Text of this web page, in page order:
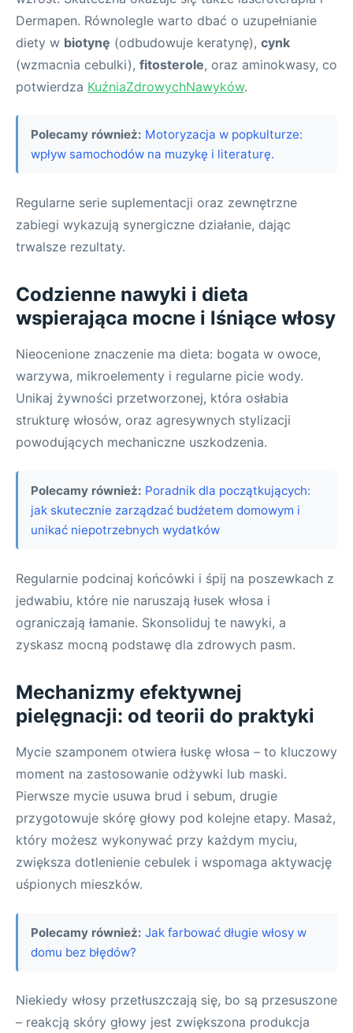
Dermapen. Równolegle warto dbać o uzupełnianie
diety w biotynę (odbudowuje keratynę), cynk
(wzmacnia cebulki), fitosterole, oraz aminokwasy, co
potwierdza KuźniaZdrowychNawyków.
Polecamy również: Motoryzacja w popkulturze:
wpływ samochodów na muzykę i literaturę.
Regularne serie suplementacji oraz zewnętrzne
zabiegi wykazują synergiczne działanie, dając
trwalsze rezultaty.
Codzienne nawyki i dieta
wspierająca mocne i lśniące włosy
Nieocenione znaczenie ma dieta: bogata w owoce,
warzywa, mikroelementy i regularne picie wody.
Unikaj żywności przetworzonej, która osłabia
strukturę włosów, oraz agresywnych stylizacji
powodujących mechaniczne uszkodzenia.
Polecamy również: Poradnik dla początkujących:
jak skutecznie zarządzać budżetem domowym i
unikać niepotrzebnych wydatków
Regularnie podcinaj końcówki i śpij na poszewkach z
jedwabiu, które nie naruszają łusek włosa i
ograniczają łamanie. Skonsoliduj te nawyki, a
zyskasz mocną podstawę dla zdrowych pasm.
Mechanizmy efektywnej
pielęgnacji: od teorii do praktyki
Mycie szamponem otwiera łuskę włosa – to kluczowy
moment na zastosowanie odżywki lub maski.
Pierwsze mycie usuwa brud i sebum, drugie
przygotowuje skórę głowy pod kolejne etapy. Masaż,
który możesz wykonywać przy każdym myciu,
zwiększa dotlenienie cebulek i wspomaga aktywację
uśpionych mieszków.
Polecamy również: Jak farbować długie włosy w
domu bez błędów?
Niekiedy włosy przetłuszczają się, bo są przesuszone
– reakcją skóry głowy jest zwiększona produkcja